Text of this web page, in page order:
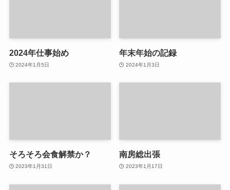
2024年仕事始め
2024年1月5日
年末年始の記録
2024年1月3日
そろそろ会食解禁か？
2023年1月31日
南房総出張
2023年1月17日